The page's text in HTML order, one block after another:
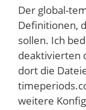
Der global-
Definitionen,
sollen. Ich
deaktivierten
dort die
weitere